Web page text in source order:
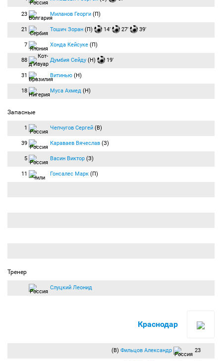
23 Миланов Георги (П)
21 Тошич Зоран (П) 14′ 27′ 39′
7 Хонда Кейсуке (П)
88 Думбия Сейду (Н) 19′
31 Витинью (Н)
18 Муса Ахмед (Н)
Запасные
1 Чепчугов Сергей (В)
39 Караваев Вячеслав (З)
5 Васин Виктор (З)
11 Гонсалес Марк (П)
Тренер
Слуцкий Леонид
Краснодар
(В) Фильцов Александр 23